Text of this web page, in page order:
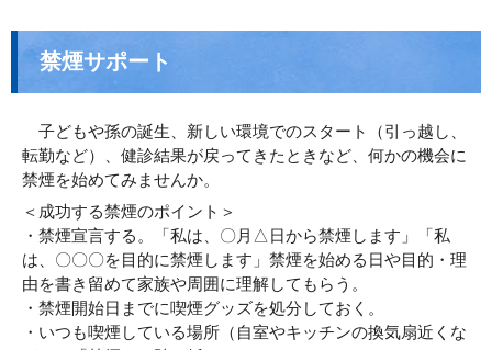
禁煙サポート
子どもや孫の誕生、新しい環境でのスタート（引っ越し、
転勤など）、健診結果が戻ってきたときなど、何かの機会に
禁煙を始めてみませんか。
＜成功する禁煙のポイント＞
・禁煙宣言する。「私は、〇月△日から禁煙します」「私
は、〇〇〇を目的に禁煙します」禁煙を始める日や目的・理
由を書き留めて家族や周囲に理解してもらう。
・禁煙開始日までに喫煙グッズを処分しておく。
・いつも喫煙している場所（自室やキッチンの換気扇近くな